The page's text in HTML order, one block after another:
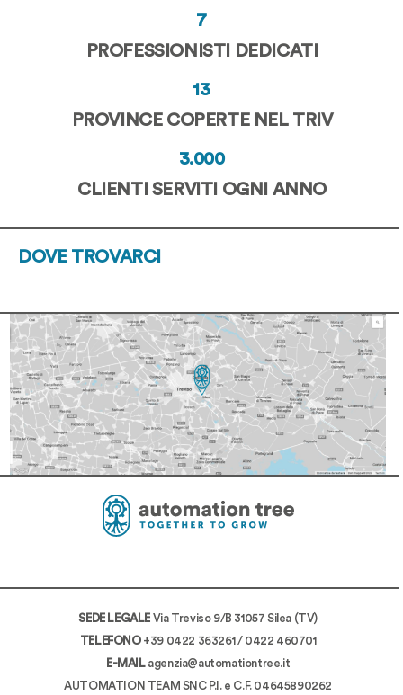
SETTORE
77
PROFESSIONISTI
PROFESSIONISTI DEDICATI
1313
PROVINCE
PROVINCE COPERTE NEL TRIVENET
3.0003000
CLIENTI
OGNI
CLIENTI SERVITI OGNI ANNO
DOVE TROVARCI
SEDE LEGALE Via Treviso 9/B 31057 Silea (TV)
TELEFONO+39 0422 363261 / 0422 460701
E-MAIL agenzia@automationtree.it
AUTOMATION TEAM SNC P.I. e C.F. 04645890262